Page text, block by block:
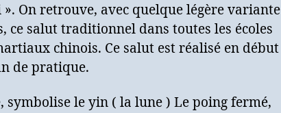
». On retrouve, avec quelque légère variante
ce salut traditionnel dans toutes les écoles
chinois. Ce salut est réalisé en début
de pratique.
symbolise le yin ( la lune ) Le poing fermé,